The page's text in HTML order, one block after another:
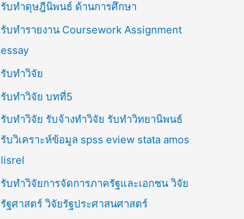
รับทำดุษฎีนิพนธ์ ด้านการศึกษา
รับทำรายงาน Coursework Assignment
essay
รับทำวิจัย
รับทำวิจัย บทที่5
รับทำวิจัย รับจ้างทำวิจัย รับทำวิทยานิพนธ์
รับวิเคราะห์ข้อมูล spss eview stata amos
lisrel
รับทำวิจัยการจัดการภาครัฐและเอกชน วิจัย
รัฐศาสตร์ วิจัยรัฐประศาสนศาสตร์